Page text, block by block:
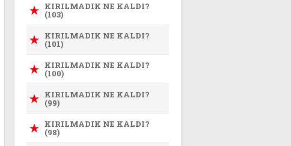
KIRILMADIK NE KALDI?
(103)
KIRILMADIK NE KALDI?
(101)
KIRILMADIK NE KALDI?
(100)
KIRILMADIK NE KALDI?
(99)
KIRILMADIK NE KALDI?
(98)